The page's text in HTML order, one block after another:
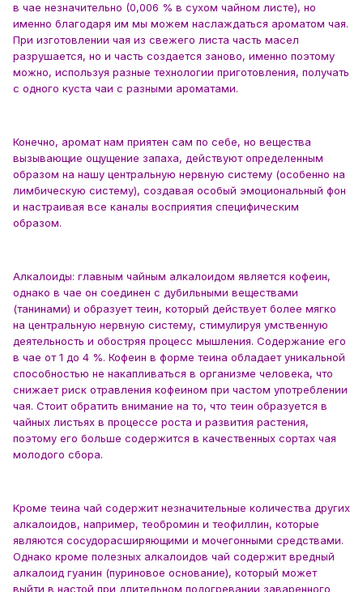
в чае незначительно (0,006 % в сухом чайном листе), но
именно благодаря им мы можем наслаждаться ароматом чая.
При изготовлении чая из свежего листа часть масел
разрушается, но и часть создается заново, именно поэтому
можно, используя разные технологии приготовления, получать
с одного куста чаи с разными ароматами.
Конечно, аромат нам приятен сам по себе, но вещества
вызывающие ощущение запаха, действуют определенным
образом на нашу центральную нервную систему (особенно на
лимбическую систему), создавая особый эмоциональный фон
и настраивая все каналы восприятия специфическим
образом.
Алкалоиды: главным чайным алкалоидом является кофеин,
однако в чае он соединен с дубильными веществами
(танинами) и образует теин, который действует более мягко
на центральную нервную систему, стимулируя умственную
деятельность и обостряя процесс мышления. Содержание его
в чае от 1 до 4 %. Кофеин в форме теина обладает уникальной
способностью не накапливаться в организме человека, что
снижает риск отравления кофеином при частом употреблении
чая. Стоит обратить внимание на то, что теин образуется в
чайных листьях в процессе роста и развития растения,
поэтому его больше содержится в качественных сортах чая
молодого сбора.
Кроме теина чай содержит незначительные количества других
алкалоидов, например, теобромин и теофиллин, которые
являются сосудорасширяющими и мочегонными средствами.
Однако кроме полезных алкалоидов чай содержит вредный
алкалоид гуанин (пуриновое основание), который может
выйти в настой при длительном подогревании заваренного